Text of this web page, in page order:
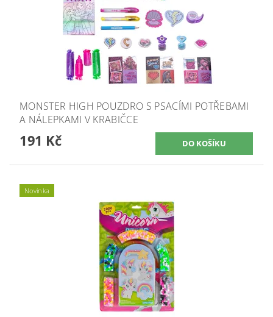
MONSTER HIGH POUZDRO S PSACÍMI POTŘEBAMI
A NÁLEPKAMI V KRABIČCE
191 Kč
Novinka